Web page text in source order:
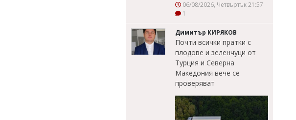
06/08/2026, Четвъртък 21:57
1
Димитър КИРЯКОВ
Почти всички пратки с
плодове и зеленчуци от
Турция и Северна
Македония вече се
проверяват